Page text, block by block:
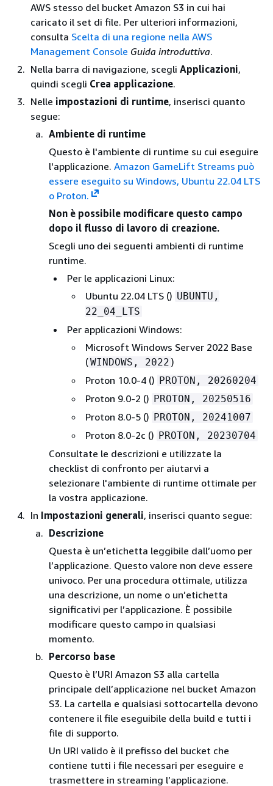
AWS stesso del bucket Amazon S3 in cui hai
caricato il set di file. Per ulteriori informazioni,
consulta Scelta di una regione nella AWS
Management Console Guida introduttiva.
Nella barra di navigazione, scegli Applicazioni,
quindi scegli Crea applicazione.
Nelle impostazioni di runtime, inserisci quanto
segue:
Ambiente di runtime
Questo è l'ambiente di runtime su cui eseguire
l'applicazione. Amazon GameLift Streams può
essere eseguito su Windows, Ubuntu 22.04 LTS
o Proton.
Non è possibile modificare questo campo
dopo il flusso di lavoro di creazione.
Scegli uno dei seguenti ambienti di runtime
runtime.
Per le applicazioni Linux:
Ubuntu 22.04 LTS () UBUNTU,
22_04_LTS
Per applicazioni Windows:
Microsoft Windows Server 2022 Base
(WINDOWS, 2022 )
Proton 10.0-4 () PROTON, 20260204
Proton 9.0-2 () PROTON, 20250516
Proton 8.0-5 () PROTON, 20241007
Proton 8.0-2c () PROTON, 20230704
Consultate le descrizioni e utilizzate la
checklist di confronto per aiutarvi a
selezionare l'ambiente di runtime ottimale per
la vostra applicazione.
In Impostazioni generali, inserisci quanto segue:
Descrizione
Questa è un’etichetta leggibile dall’uomo per
l’applicazione. Questo valore non deve essere
univoco. Per una procedura ottimale, utilizza
una descrizione, un nome o un’etichetta
significativi per l’applicazione. È possibile
modificare questo campo in qualsiasi
momento.
Percorso base
Questo è l’URI Amazon S3 alla cartella
principale dell’applicazione nel bucket Amazon
S3. La cartella e qualsiasi sottocartella devono
contenere il file eseguibile della build e tutti i
file di supporto.
Un URI valido è il prefisso del bucket che
contiene tutti i file necessari per eseguire e
trasmettere in streaming l’applicazione.